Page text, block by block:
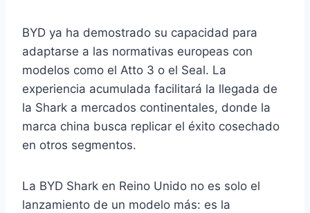
BYD ya ha demostrado su capacidad para
adaptarse a las normativas europeas con
modelos como el Atto 3 o el Seal. La
experiencia acumulada facilitará la llegada de
la Shark a mercados continentales, donde la
marca china busca replicar el éxito cosechado
en otros segmentos.
La BYD Shark en Reino Unido no es solo el
lanzamiento de un modelo más: es la